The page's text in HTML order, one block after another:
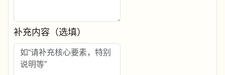
补充内容（选填）